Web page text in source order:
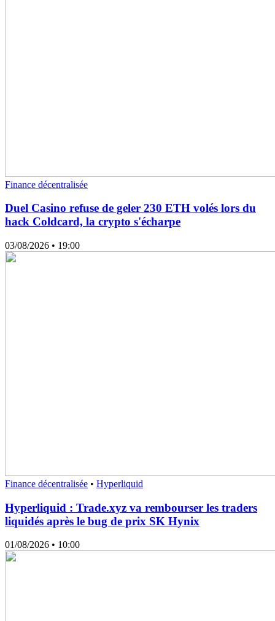
Finance décentralisée
Duel Casino refuse de geler 230 ETH volés lors du
hack Coldcard, la crypto s'écharpe
03/08/2026 • 19:00
Finance décentralisée • Hyperliquid
Hyperliquid : Trade.xyz va rembourser les traders
liquidés après le bug de prix SK Hynix
01/08/2026 • 10:00